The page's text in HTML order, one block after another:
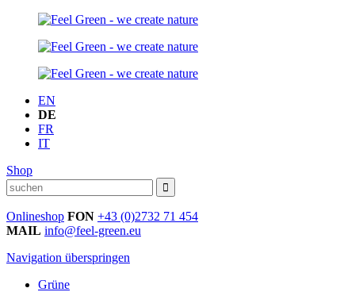
EN
DE
FR
IT
Shop
Onlineshop FON +43 (0)2732 71 454
MAIL info@feel-green.eu
Navigation überspringen
Grüne